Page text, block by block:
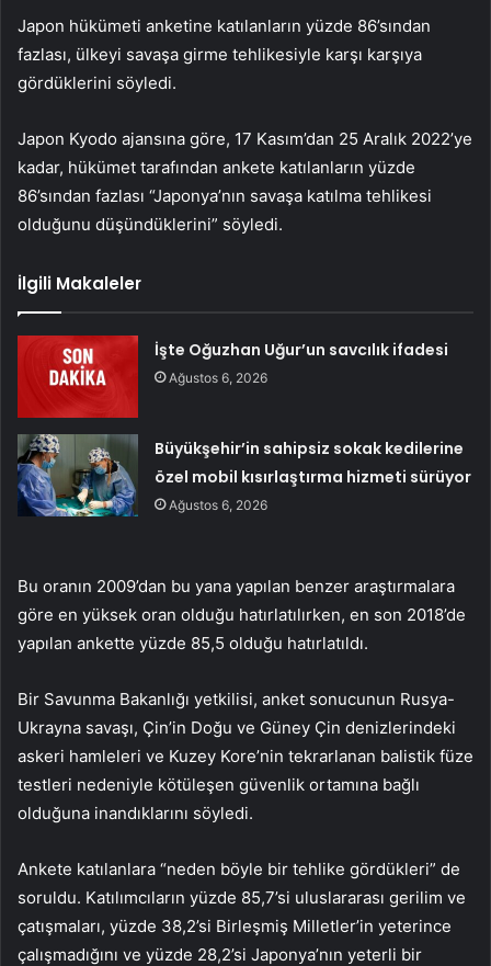
Japon hükümeti anketine katılanların yüzde 86’sından
fazlası, ülkeyi savaşa girme tehlikesiyle karşı karşıya
gördüklerini söyledi.
Japon Kyodo ajansına göre, 17 Kasım’dan 25 Aralık 2022’ye
kadar, hükümet tarafından ankete katılanların yüzde
86’sından fazlası “Japonya’nın savaşa katılma tehlikesi
olduğunu düşündüklerini” söyledi.
İlgili Makaleler
İşte Oğuzhan Uğur’un savcılık ifadesi
Ağustos 6, 2026
Büyükşehir’in sahipsiz sokak kedilerine
özel mobil kısırlaştırma hizmeti sürüyor
Ağustos 6, 2026
Bu oranın 2009’dan bu yana yapılan benzer araştırmalara
göre en yüksek oran olduğu hatırlatılırken, en son 2018’de
yapılan ankette yüzde 85,5 olduğu hatırlatıldı.
Bir Savunma Bakanlığı yetkilisi, anket sonucunun Rusya-
Ukrayna savaşı, Çin’in Doğu ve Güney Çin denizlerindeki
askeri hamleleri ve Kuzey Kore’nin tekrarlanan balistik füze
testleri nedeniyle kötüleşen güvenlik ortamına bağlı
olduğuna inandıklarını söyledi.
Ankete katılanlara “neden böyle bir tehlike gördükleri” de
soruldu. Katılımcıların yüzde 85,7’si uluslararası gerilim ve
çatışmaları, yüzde 38,2’si Birleşmiş Milletler’in yeterince
çalışmadığını ve yüzde 28,2’si Japonya’nın yeterli bir